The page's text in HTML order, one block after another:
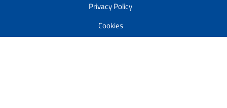
Privacy Policy
Cookies